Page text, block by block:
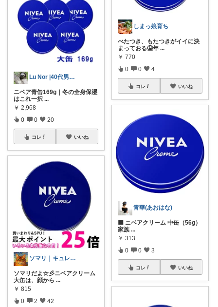
Lu Nor |40代男性目線の美容🌿
ニベア青缶169g｜冬の全身保湿
はこれ一択 ...
￥ 2,968
0 0 20
コレ いいね
ソマリ｜キュレルを全部揃えたよ✨見てね！
ソマリだよ☆彡ニベアクリーム
大缶は、顔から ...
￥ 815
0 2 42
しまっ娘育ち
べたつき、もたつきがイイに決
まっておる🤮年 ...
￥ 770
0 0 4
コレ いいね
青華(あおはな)
🟦 ニベアクリーム 中缶（56g）
家族 ...
￥ 313
0 0 3
コレ いいね